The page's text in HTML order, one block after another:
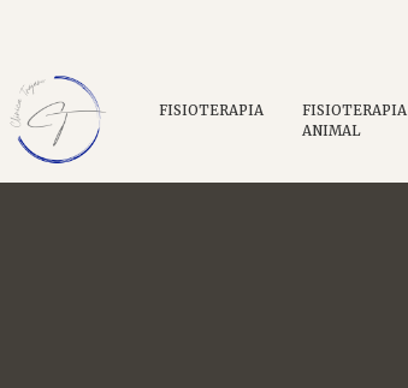
FISIOTERAPIA
FISIOTERAPIA
ANIMAL